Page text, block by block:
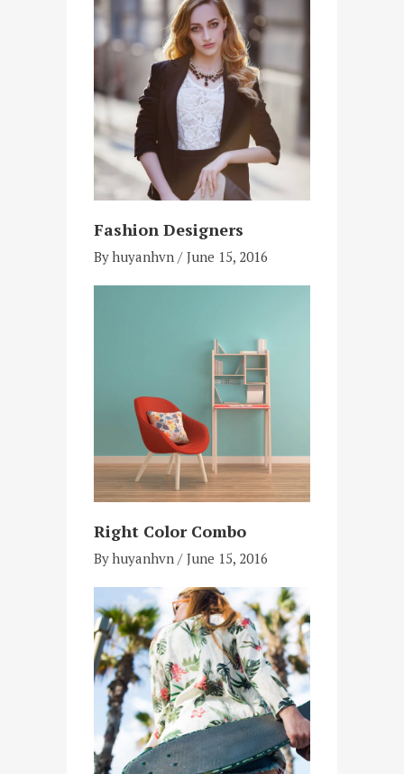
Fashion Designers
Byhuyanhvn June 15, 2016
Right Color Combo
Byhuyanhvn June 15, 2016